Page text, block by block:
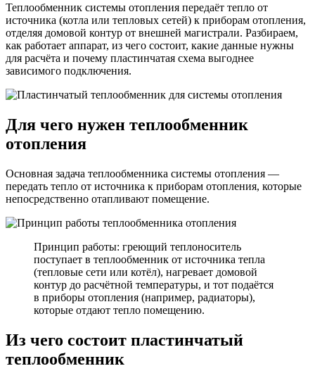
Теплообменник системы отопления передаёт тепло от
источника (котла или тепловых сетей) к приборам отопления,
отделяя домовой контур от внешней магистрали. Разбираем,
как работает аппарат, из чего состоит, какие данные нужны
для расчёта и почему пластинчатая схема выгоднее
зависимого подключения.
Для чего нужен теплообменник
отопления
Основная задача теплообменника системы отопления —
передать тепло от источника к приборам отопления, которые
непосредственно отапливают помещение.
Принцип работы: греющий теплоноситель
поступает в теплообменник от источника тепла
(тепловые сети или котёл), нагревает домовой
контур до расчётной температуры, и тот подаётся
в приборы отопления (например, радиаторы),
которые отдают тепло помещению.
Из чего состоит пластинчатый
теплообменник